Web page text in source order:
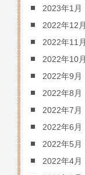
2023年1月
2022年12月
2022年11月
2022年10月
2022年9月
2022年8月
2022年7月
2022年6月
2022年5月
2022年4月